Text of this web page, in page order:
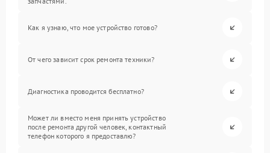
Как я узнаю, что мое устройство готово?
От чего зависит срок ремонта техники?
Диагностика проводится бесплатно?
Может ли вместо меня принять устройство
после ремонта другой человек, контактный
телефон которого я предоставлю?